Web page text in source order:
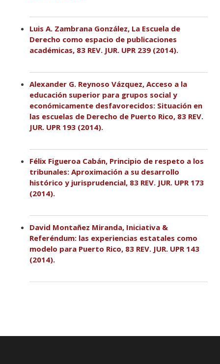
Luis A. Zambrana González, La Escuela de
Derecho como espacio de publicaciones
académicas, 83 REV. JUR. UPR 239 (2014).
Alexander G. Reynoso Vázquez, Acceso a la
educación superior para grupos social y
económicamente desfavorecidos: Situación en
las escuelas de Derecho de Puerto Rico, 83 REV.
JUR. UPR 193 (2014).
Félix Figueroa Cabán, Principio de respeto a los
tribunales: Aproximación a su desarrollo
histórico y jurisprudencial, 83 REV. JUR. UPR 173
(2014).
David Montañez Miranda, Iniciativa &
Referéndum: las experiencias estatales como
modelo para Puerto Rico, 83 REV. JUR. UPR 143
(2014).